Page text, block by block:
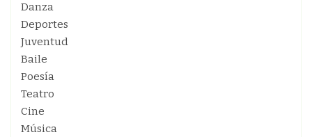
Danza
Deportes
Juventud
Baile
Poesía
Teatro
Cine
Música